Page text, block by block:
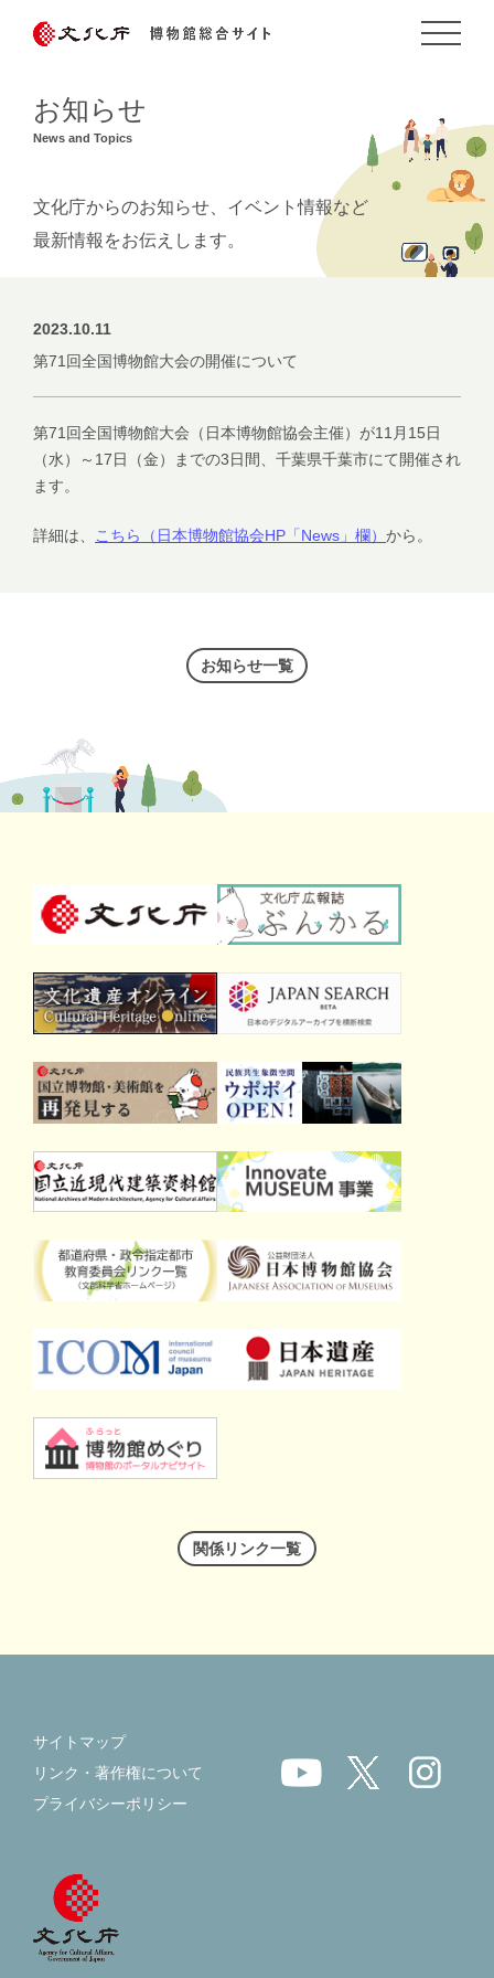
お知らせ
News and Topics
文化庁からのお知らせ、イベント情報など
最新情報をお伝えします。
2023.10.11
第71回全国博物館大会の開催について
第71回全国博物館大会（日本博物館協会主催）が11月15日
（水）～17日（金）までの3日間、千葉県千葉市にて開催され
ます。
詳細は、 こちら（日本博物館協会HP「News」欄） から。
お知らせ一覧
関係リンク一覧
サイトマップ
リンク・著作権について
プライバシーポリシー